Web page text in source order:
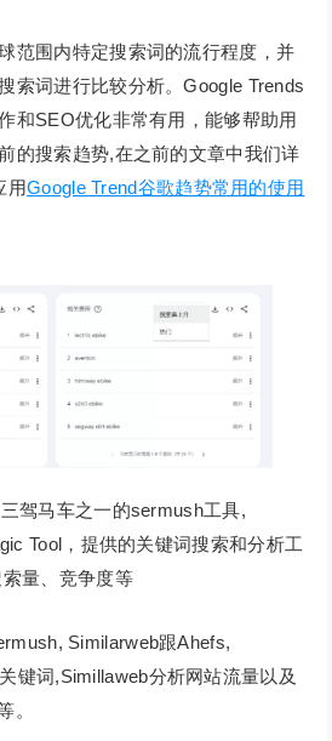
范围内特定搜索词的流行程度，并
索词进行比较分析。Google Trends
和SEO优化非常有用，能够帮助用
的搜索趋势,在之前的文章中我们详
用Google Trend谷歌趋势常用的使用
驾马车之一的sermush工具,
Tool，提供的关键词搜索和分析工
量、竞争度等
Similarweb跟Ahefs,
键词,Simillaweb分析网站流量以及
。